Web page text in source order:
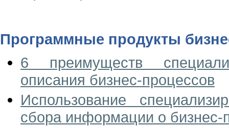
Программные продукты
6 преимуществ
описания бизнес-процессов
Использование
сбора информации о бизнес-